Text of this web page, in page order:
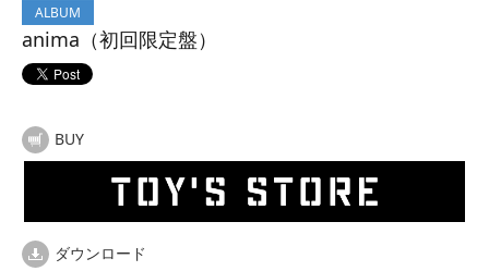
ALBUM
anima（初回限定盤）
BUY
ダウンロード